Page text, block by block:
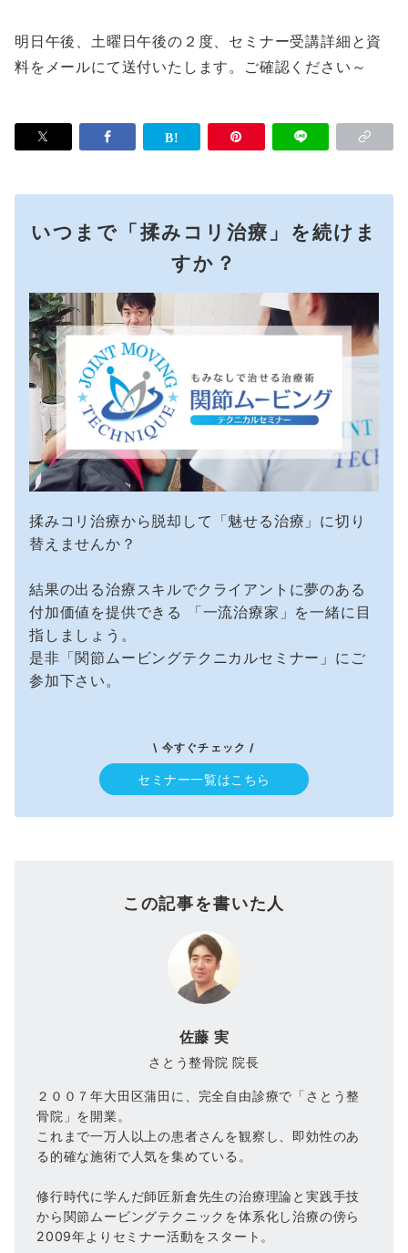
明日午後、土曜日午後の２度、セミナー受講詳細と資
料をメールにて送付いたします。ご確認ください～
いつまで「揉みコリ治療」を続けま
すか？
揉みコリ治療から脱却して「魅せる治療」に切り
替えませんか？
結果の出る治療スキルでクライアントに夢のある
付加価値を提供できる 「一流治療家」を一緒に目
指しましょう。
是非「関節ムービングテクニカルセミナー」にご
参加下さい。
\ 今すぐチェック /
セミナー一覧はこちら
この記事を書いた人
佐藤 実
さとう整骨院 院長
２００７年大田区蒲田に、完全自由診療で「さとう整
骨院」を開業。
これまで一万人以上の患者さんを観察し、即効性のあ
る的確な施術で人気を集めている。
修行時代に学んだ師匠新倉先生の治療理論と実践手技
から関節ムービングテクニックを体系化し治療の傍ら
2009年よりセミナー活動をスタート。